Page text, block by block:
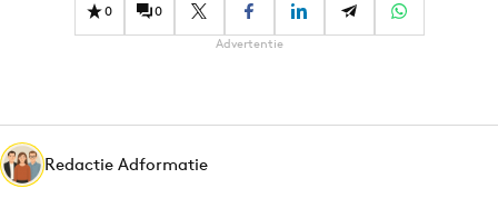
Gedragsverandering
Martech
Media
Merkstrategie
0 0
Advertentie
Redactie Adformatie